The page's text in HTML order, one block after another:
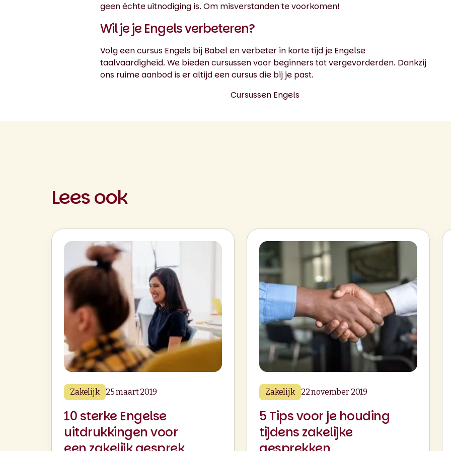
geen échte uitnodiging is. Om misverstanden te voorkomen!
Wil je je Engels verbeteren?
Volg een cursus Engels bij Babel en verbeter in korte tijd je Engelse
taalvaardigheid. We bieden cursussen voor beginners tot vergevorderden. Dankzij
ons ruime aanbod is er altijd een cursus die bij je past.
Cursussen Engels
Lees ook
Zakelijk 25 maart 2019
10 sterke Engelse
uitdrukkingen voor
Zakelijk 22 november 2019
5 Tips voor je houding
tijdens zakelijke